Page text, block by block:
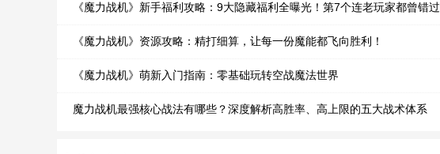
《魔力战机》新手福利攻略：9大隐藏福利全曝光！第7个连老玩家都曾错过
《魔力战机》资源攻略：精打细算，让每一份魔能都飞向胜利！
《魔力战机》萌新入门指南：零基础玩转空战魔法世界
魔力战机最强核心战法有哪些？深度解析高胜率、高上限的五大战术体系